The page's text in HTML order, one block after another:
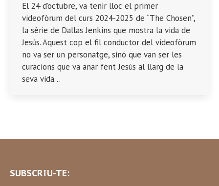
El 24 d’octubre, va tenir lloc el primer
videofòrum del curs 2024-2025 de “The Chosen”,
la sèrie de Dallas Jenkins que mostra la vida de
Jesús. Aquest cop el fil conductor del videofòrum
no va ser un personatge, sinó que van ser les
curacions que va anar fent Jesús al llarg de la
seva vida…
SUBSCRIU-TE: